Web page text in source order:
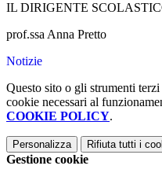
IL DIRIGENTE
prof.ssa Anna Pretto
Notizie
Questo sito o gli strumenti
cookie necessari al
COOKIE POLICY.
Personalizza Rifiuta tutti i
Gestione cookie